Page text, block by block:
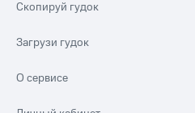
Скопируй гудок
Загрузи гудок
О сервисе